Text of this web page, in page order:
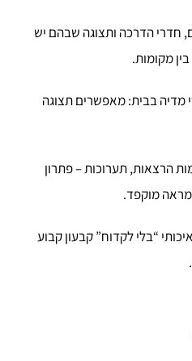
חדרי הדרכה ותצוגה שבהם יש
מקומות.
מדיה בבית: מאפשרים תצוגה
הרצאות, תערוכות – פתרון
מוקפד.
“בלי לקדוח” קבעון קבוע